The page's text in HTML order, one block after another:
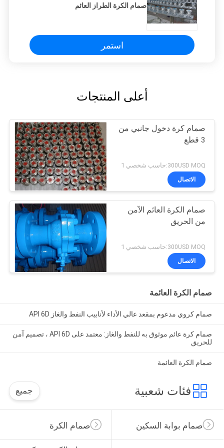
صمام الكرة الطراز العائم
استمر
أعلى المنتجات
صمام كرة دخول جانبي من
3 قطع
300USD MOQ:حاسب شخصي 1
الاتصال
صمام الكرة العائم الآمن
من الحريق
300USD MOQ:حاسب شخصي 1
الاتصال
صمام الكرة العائمة
صمام كروي مدعوم بمقعد عالي الأداء لأنابيب النفط والغاز API 6D
صمام كرة عائم موثوق به للنفط والغاز: معتمد على API 6D ، تصميم آمن
للحريق
صمام الكرة العائمة
فئات شعبية جميع
صمام الكرة صمام بوابة السكين